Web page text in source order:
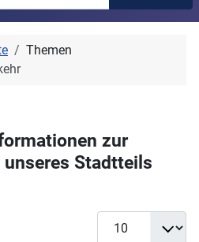
Themen
zur
unseres Stadtteils
Anzeige #